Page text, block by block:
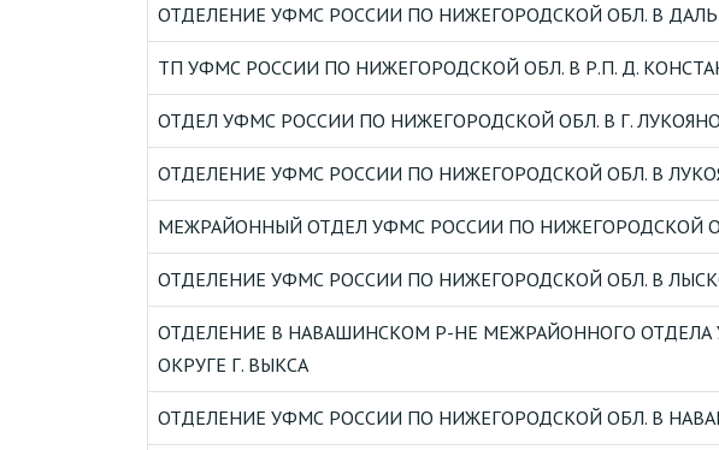
ОТДЕЛЕНИЕ УФМС РОССИИ ПО НИЖЕГОРОДСКОЙ ОБЛ. В
ТП УФМС РОССИИ ПО НИЖЕГОРОДСКОЙ ОБЛ. В Р.П. Д.
ОТДЕЛ УФМС РОССИИ ПО НИЖЕГОРОДСКОЙ ОБЛ. В Г.
ОТДЕЛЕНИЕ УФМС РОССИИ ПО НИЖЕГОРОДСКОЙ ОБЛ. В
МЕЖРАЙОННЫЙ ОТДЕЛ УФМС РОССИИ ПО НИЖЕГОРОДСКОЙ
ОТДЕЛЕНИЕ УФМС РОССИИ ПО НИЖЕГОРОДСКОЙ ОБЛ. В
ОТДЕЛЕНИЕ В НАВАШИНСКОМ Р-НЕ МЕЖРАЙОННОГО
ОКРУГЕ Г. ВЫКСА
ОТДЕЛЕНИЕ УФМС РОССИИ ПО НИЖЕГОРОДСКОЙ ОБЛ. В